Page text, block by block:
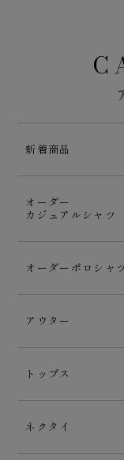
新着商品
オーダー
カジュアルシャツ
オーダーポロシャツ
アウター
トップス
ネクタイ